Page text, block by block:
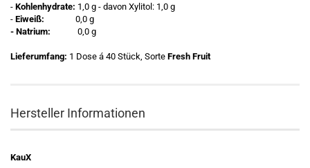
- Kohlenhydrate: 1,0 g - davon Xylitol: 1,0 g
- Eiweiß: 0,0 g
- Natrium: 0,0 g
Lieferumfang: 1 Dose á 40 Stück, Sorte Fresh Fruit
Hersteller Informationen
KauX